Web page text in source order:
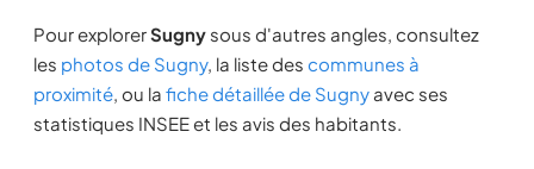
Pour explorerSugny sous d'autres angles, consultez
les photos de Sugny, la liste des communes à
proximité, ou la fiche détaillée de Sugny avec ses
statistiques INSEE et les avis des habitants.